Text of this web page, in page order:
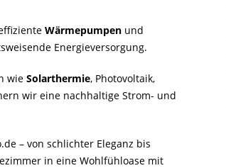
Wärmepumpen und
Energieversorgung.
wie Solarthermie, Photovoltaik,
wir eine nachhaltige Strom- und
– von schlichter Eleganz bis
in eine Wohlfühloase mit